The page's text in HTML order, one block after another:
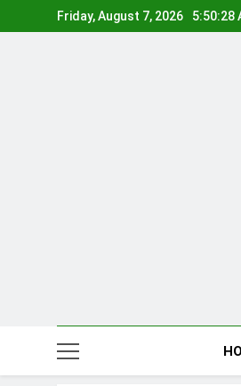
to
Friday, August 7, 2026 5:50:29